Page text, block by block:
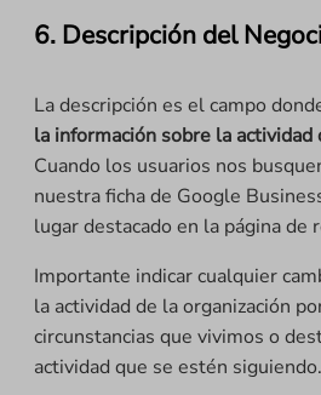
6. Descripción del
La descripción es el campo
la información sobre la
Cuando los usuarios nos
nuestra ficha de Google
lugar destacado en la página de
Importante indicar cualquier
la actividad de la organización
circunstancias que vivimos o
actividad que se estén siguiendo.